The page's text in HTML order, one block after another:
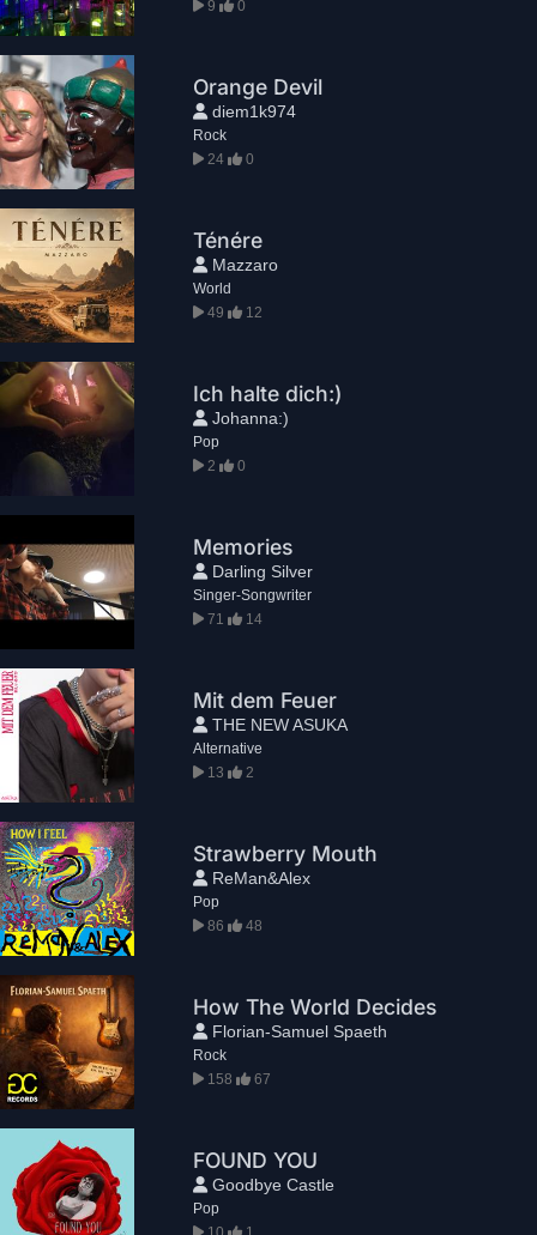
9
0
Orange Devil
diem1k974
Rock
24
0
Ténére
Mazzaro
World
49
12
Ich halte dich:)
Johanna:)
Pop
2
0
Memories
Darling Silver
Singer-Songwriter
71
14
Mit dem Feuer
THE NEW ASUKA
Alternative
13
2
Strawberry Mouth
ReMan&Alex
Pop
86
48
How The World Decides
Florian-Samuel Spaeth
Rock
158
67
FOUND YOU
Goodbye Castle
Pop